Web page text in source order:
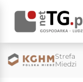
Strefa
Miedzi